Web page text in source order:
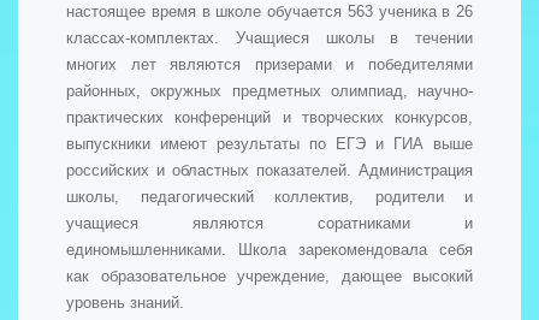
настоящее время в школе обучается 563 ученика в 26
классах-комплектах. Учащиеся школы в течении
многих лет являются призерами и победителями
районных, окружных предметных олимпиад, научно-
практических конференций и творческих конкурсов,
выпускники имеют результаты по ЕГЭ и ГИА выше
российских и областных показателей. Администрация
школы, педагогический коллектив, родители и
учащиеся являются соратниками и
единомышленниками. Школа зарекомендовала себя
как образовательное учреждение, дающее высокий
уровень знаний.